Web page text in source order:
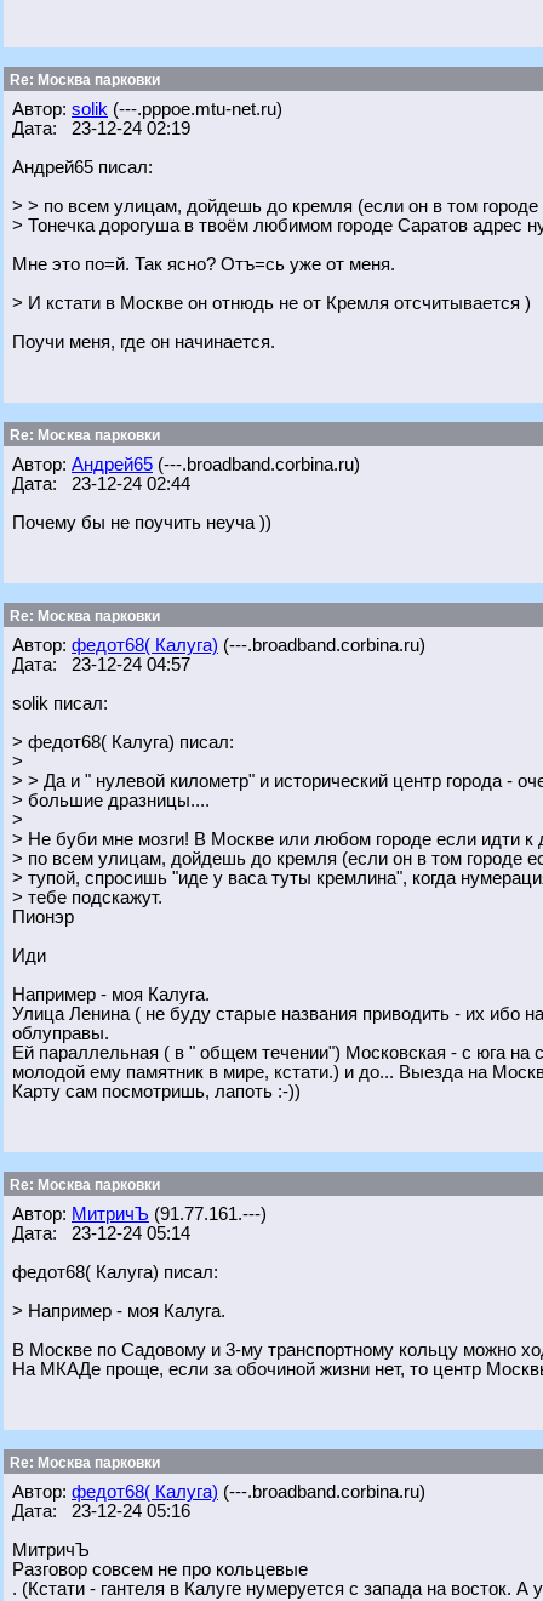
Re: Москва парковки
Автор: solik (---.pppoe.mtu-net.ru)
Дата: 23-12-24 02:19
Андрей65 писал:
> > по всем улицам, дойдешь до кремля (если он в том городе
> Тонечка дорогуша в твоём любимом городе Саратов адрес
Мне это по=й. Так ясно? Отъ=сь уже от меня.
> И кстати в Москве он отнюдь не от Кремля отсчитывается )
Поучи меня, где он начинается.
Re: Москва парковки
Автор: Андрей65 (---.broadband.corbina.ru)
Дата: 23-12-24 02:44
Почему бы не поучить неуча ))
Re: Москва парковки
Автор: федот68( Калуга) (---.broadband.corbina.ru)
Дата: 23-12-24 04:57
solik писал:
> федот68( Калуга) писал:
>
> > Да и " нулевой километр" и исторический центр города -
> большие дразницы....
>
> Не буби мне мозги! В Москве или любом городе если идти
> по всем улицам, дойдешь до кремля (если он в том городе
> тупой, спросишь "иде у васа туты кремлина", когда
> тебе подскажут.
Пионэр
Иди
Например - моя Калуга.
Улица Ленина ( не буду старые названия приводить - их ибо
облуправы.
Ей параллельная ( в " общем течении") Московская - с юга
молодой ему памятник в мире, кстати.) и до... Выезда на
Карту сам посмотришь, лапоть :-))
Re: Москва парковки
Автор: МитричЪ (91.77.161.---)
Дата: 23-12-24 05:14
федот68( Калуга) писал:
> Например - моя Калуга.
В Москве по Садовому и 3-му транспортному кольцу можно
На МКАДе проще, если за обочиной жизни нет, то центр
Re: Москва парковки
Автор: федот68( Калуга) (---.broadband.corbina.ru)
Дата: 23-12-24 05:16
МитричЪ
Разговор совсем не про кольцевые
. (Кстати - гантеля в Калуге нумеруется с запада на